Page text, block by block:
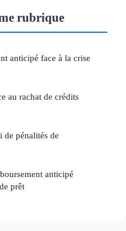
rubrique
anticipé face à la crise
au rachat de crédits
de pénalités de
anticipé
prêt